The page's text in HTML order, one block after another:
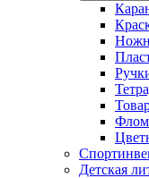
Детская